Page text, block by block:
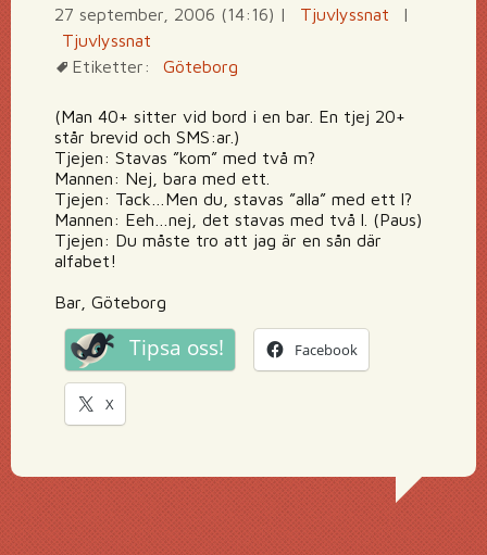
27 september, 2006 (14:16) | Tjuvlyssnat
|
Tjuvlyssnat
Etiketter:
Göteborg
(Man 40+ sitter vid bord i en bar. En tjej 20+
står brevid och SMS:ar.)
Tjejen: Stavas ”kom” med två m?
Mannen: Nej, bara med ett.
Tjejen: Tack…Men du, stavas ”alla” med ett l?
Mannen: Eeh…nej, det stavas med två l. (Paus)
Tjejen: Du måste tro att jag är en sån där
alfabet!
Bar, Göteborg
Tipsa oss! Facebook
X